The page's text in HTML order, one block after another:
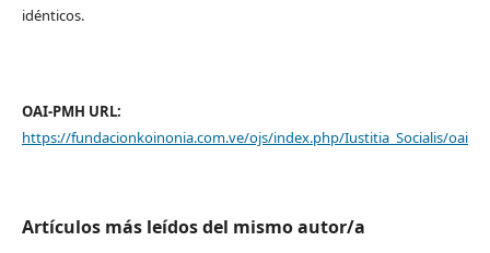
idénticos.
OAI-PMH URL:
https://fundacionkoinonia.com.ve/ojs/index.php/Iustitia_Socialis/oai
Artículos más leídos del mismo autor/a